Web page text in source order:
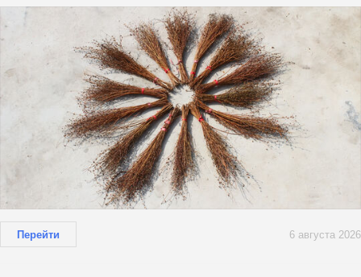
Перейти 6 августа 2026